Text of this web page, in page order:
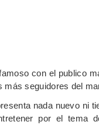
con el publico
más seguidores del
nada nuevo ni
por el tema